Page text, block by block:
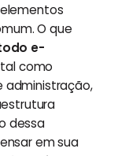
O que
e-
como
administração,
dessa
em sua